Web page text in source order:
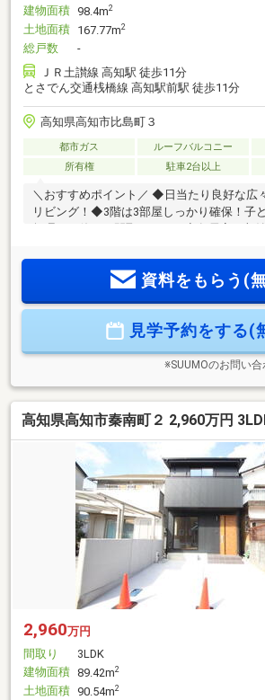
建物面積 98.4m2
土地面積 167.77m2
総戸数
-
ＪＲ土讃線 高知駅 徒歩11分
とさでん交通桟橋線 高知駅前駅 徒歩11分
高知県高知市比島町３
都市ガス ルーフバルコニー
所有権
駐車2台以上
＼おすすめポイント／ ◆日当たり良好な広々15.0帖の南向き
リビング！◆3階は3部屋しっかり確保！子
☆こちらの物件は本日ご案内可能です☆☆
ーン相談も無料で承ります♪物件が気になっ
ちの使命です。 皆様にお会いできますこと
ち申し上げております
資料をもらう(
見学予約をする(
※SUUMOのお問い
高知県高知市秦南町２ 2,960万円
2,960万円
間取り
3LDK
建物面積 89.42m2
土地面積 90.54m2